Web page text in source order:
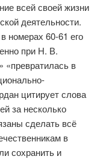
всей своей жизни
деятельности.
номерах 60-61 его
при Н. В.
«превратилась в
цитирует слова
за несколько
сделать всё
в
сохранить и